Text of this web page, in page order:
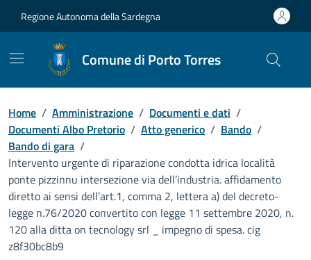
Regione Autonoma della Sardegna
Comune di Porto Torres
Home / Amministrazione / Documenti e dati /
Documenti Albo Pretorio / Atto generico / Bando /
Bando di gara /
Intervento urgente di riparazione condotta idrica località
ponte pizzinnu intersezione via dell’industria. affidamento
diretto ai sensi dell’art.1, comma 2, lettera a) del decreto-
legge n.76/2020 convertito con legge 11 settembre 2020, n.
120 alla ditta on tecnology srl _ impegno di spesa. cig
z8f30bc8b9